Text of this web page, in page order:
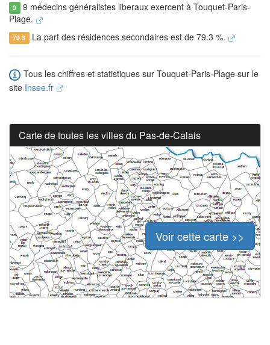
9 9 médecins généralistes liberaux exercent à Touquet-Paris-
Plage.
79.3 La part des résidences secondaires est de 79.3 %.
Tous les chiffres et statistiques sur Touquet-Paris-Plage sur le
site Insee.fr
Carte de toutes les villes du Pas-de-Calais
Voir cette carte >>